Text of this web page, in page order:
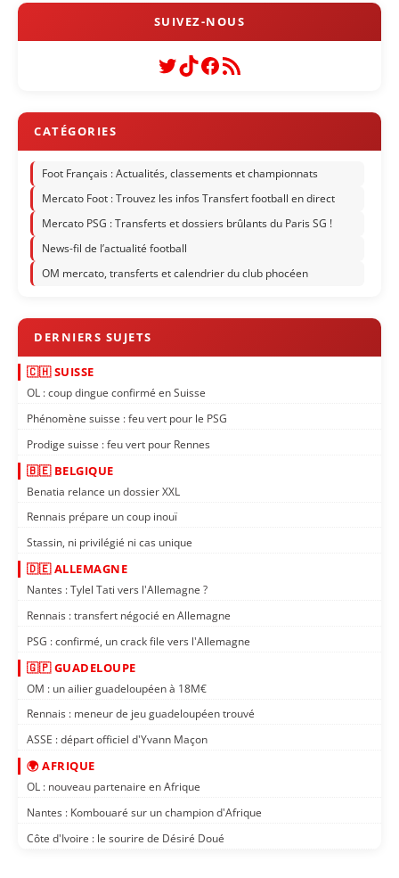
Twitter
TikTok
Facebook
Flux RSS
Foot Français : Actualités, classements et championnats
Mercato Foot : Trouvez les infos Transfert football en direct
Mercato PSG : Transferts et dossiers brûlants du Paris SG !
News-fil de l’actualité football
OM mercato, transferts et calendrier du club phocéen
🇨🇭 SUISSE
OL : coup dingue confirmé en Suisse
Phénomène suisse : feu vert pour le PSG
Prodige suisse : feu vert pour Rennes
🇧🇪 BELGIQUE
Benatia relance un dossier XXL
Rennais prépare un coup inouï
Stassin, ni privilégié ni cas unique
🇩🇪 ALLEMAGNE
Nantes : Tylel Tati vers l'Allemagne ?
Rennais : transfert négocié en Allemagne
PSG : confirmé, un crack file vers l'Allemagne
🇬🇵 GUADELOUPE
OM : un ailier guadeloupéen à 18M€
Rennais : meneur de jeu guadeloupéen trouvé
ASSE : départ officiel d'Yvann Maçon
🌍 AFRIQUE
OL : nouveau partenaire en Afrique
Nantes : Kombouaré sur un champion d'Afrique
Côte d'Ivoire : le sourire de Désiré Doué